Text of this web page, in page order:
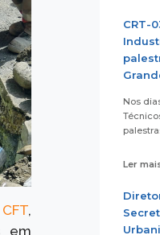
,
em
CRT-
Nos
Ler